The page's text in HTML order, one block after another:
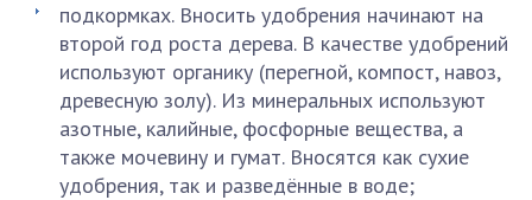
подкормках. Вносить удобрения начинают на
второй год роста дерева. В качестве удобрений
используют органику (перегной, компост, навоз,
древесную золу). Из минеральных используют
азотные, калийные, фосфорные вещества, а
также мочевину и гумат. Вносятся как сухие
удобрения, так и разведённые в воде;